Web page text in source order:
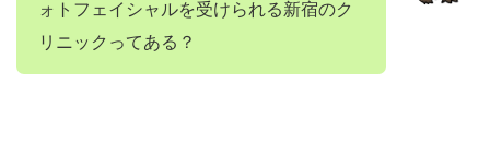
ォトフェイシャルを受けられる新宿のク
リニックってある？